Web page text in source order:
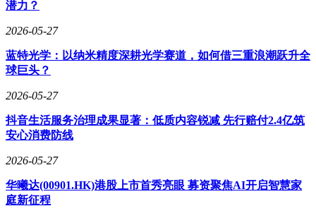
潜力？
2026-05-27
蓝特光学：以纳米精度深耕光学赛道，如何借三重浪潮跃升全
球巨头？
2026-05-27
抖音生活服务治理成果显著：低质内容锐减 先行赔付2.4亿筑
安心消费防线
2026-05-27
华曦达(00901.HK)港股上市首秀亮眼 募资聚焦AI开启智慧家
庭新征程